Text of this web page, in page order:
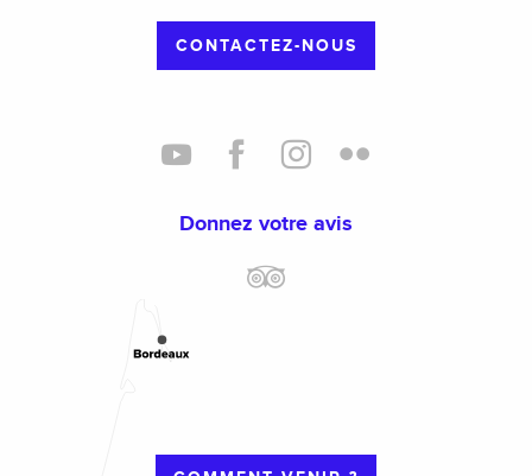
CONTACTEZ-NOUS
Donnez votre avis